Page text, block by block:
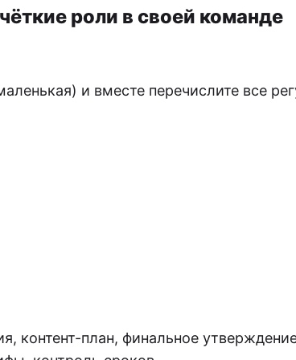
роли в своей команде
и вместе перечислите все
контент-план, финальное